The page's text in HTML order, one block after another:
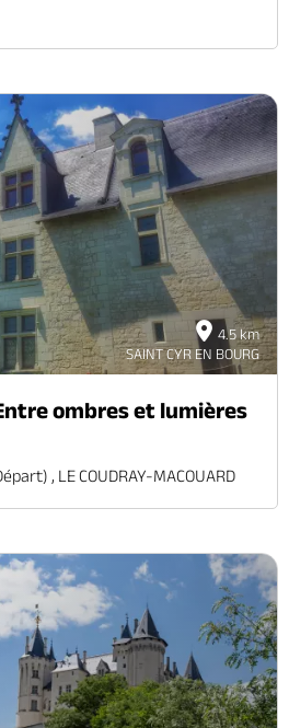
4.5 km
SAINT CYR EN BOURG
ombres et lumières
, LE COUDRAY-MACOUARD